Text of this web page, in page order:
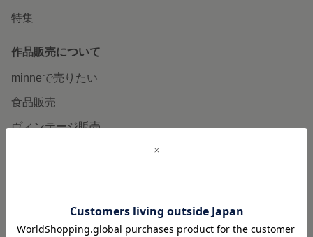
特集
作品販売について
minneで売りたい
食品販売
ヴィンテージ販売